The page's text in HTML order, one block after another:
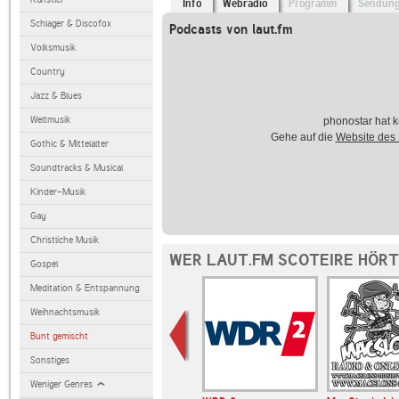
Schlager & Discofox
Volksmusik
Country
Jazz & Blues
Weltmusik
Gothic & Mittelalter
Soundtracks & Musical
Kinder-Musik
Gay
Christliche Musik
Gospel
Meditation & Entspannung
Weihnachtsmusik
Bunt gemischt
Sonstiges
Weniger Genres
Info Webradio Programm
Podcasts von laut.fm
phonostar hat
Gehe auf die Website des
WER LAUT.FM SCOTEIRE